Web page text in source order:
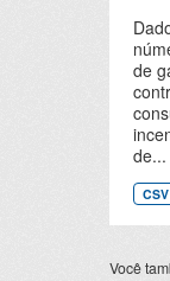
de
de...
CSV
Você